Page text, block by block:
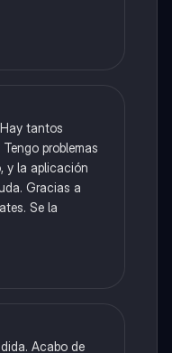
tantos
problemas
y la aplicación
Gracias a
Se la
Acabo de